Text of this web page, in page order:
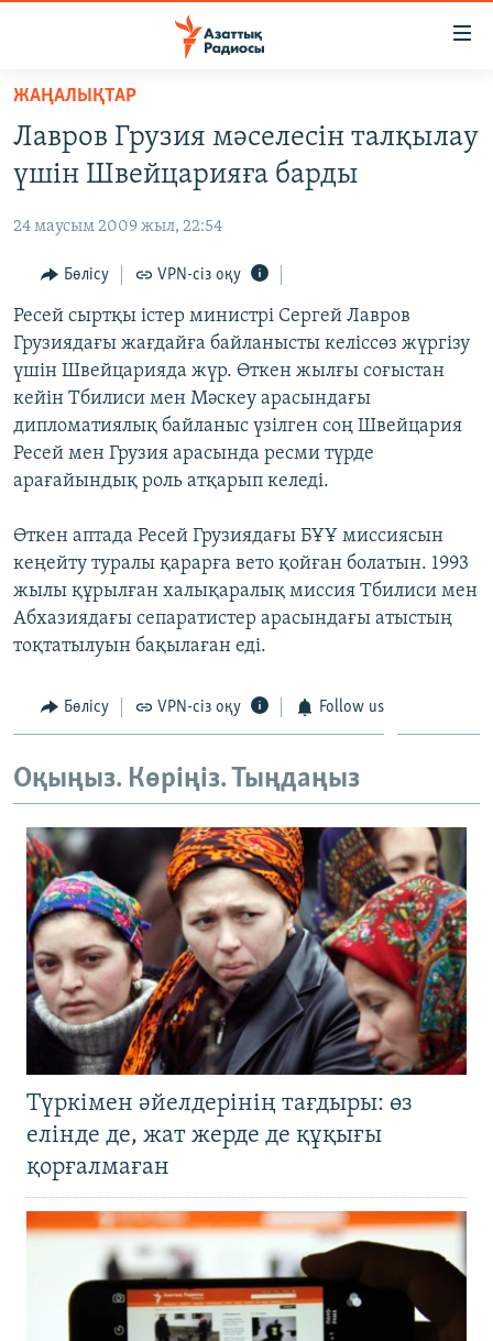
Skip
main
content
Skip
to
Navigation
Skip
to
Search
САЯСАТ
AZATTYQTV
ҚАҢТАР ОҚИҒАСЫ
АДАМ ҚҰҚЫҚТАРЫ
ӘЛЕУМЕТ
ӘЛЕМ
АРНАЙЫ ЖОБАЛАР
Русский
Басқа тілдерде
ЖАҢАЛЫҚТАР
Лавров Грузия мәселесін талқылау
үшін Швейцарияға барды
24 маусым 2009 жыл, 22:54
Бөлісу VPN-сіз оқу
Ресей сыртқы істер министрі Сергей Лавров
Грузиядағы жағдайға байланысты келіссөз жүргізу
үшін Швейцарияда жүр. Өткен жылғы соғыстан
кейін Тбилиси мен Мәскеу арасындағы
дипломатиялық байланыс үзілген соң Швейцария
Ресей мен Грузия арасында ресми түрде
арағайындық роль атқарып келеді.
Өткен аптада Ресей Грузиядағы БҰҰ миссиясын
кеңейту туралы қарарға вето қойған болатын. 1993
жылы құрылған халықаралық миссия Тбилиси мен
Абхазиядағы сепаратистер арасындағы атыстың
тоқтатылуын бақылаған еді.
Бөлісу VPN-сіз оқу Follow us
Оқыңыз. Көріңіз. Тыңдаңыз
Түркімен әйелдерінің тағдыры: өз
елінде де, жат жерде де құқығы
қорғалмаған